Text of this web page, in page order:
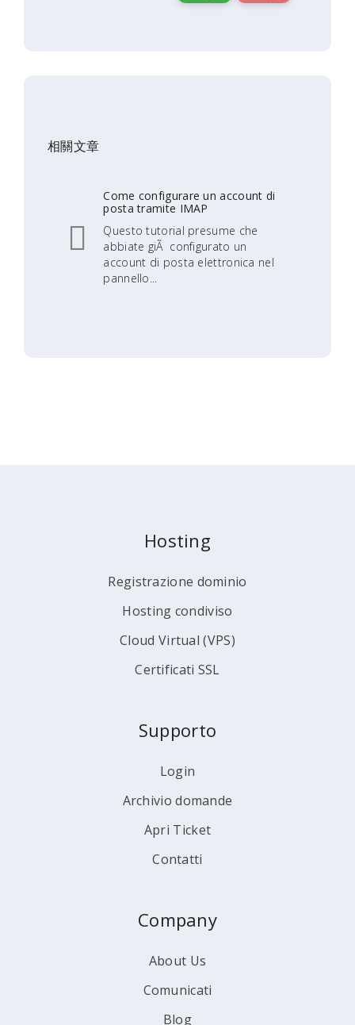
相關文章
Come configurare un account di
posta tramite IMAP
Questo tutorial presume che
abbiate giÃ configurato un
account di posta elettronica nel
pannello...
Hosting
Registrazione dominio
Hosting condiviso
Cloud Virtual (VPS)
Certificati SSL
Supporto
Login
Archivio domande
Apri Ticket
Contatti
Company
About Us
Comunicati
Blog